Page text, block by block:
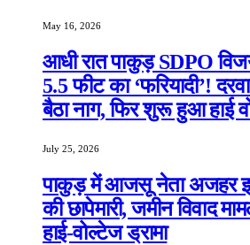
May 16, 2026
आधी रात पाकुड़ SDPO
5.5 फीट का ‘फरियादी’!
बैठा नाग, फिर शुरू हुआ हाई
July 25, 2026
पाकुड़ में आजसू नेता अजहर
की छापेमारी, जमीन विवाद
हाई-वोल्टेज ड्रामा